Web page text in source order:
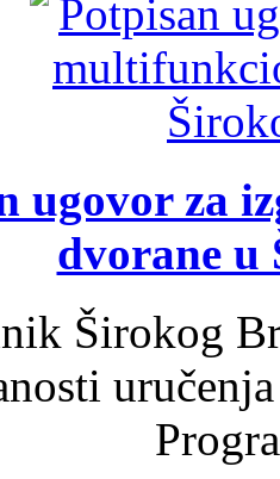
ugovor za
dvorane u
Širokog